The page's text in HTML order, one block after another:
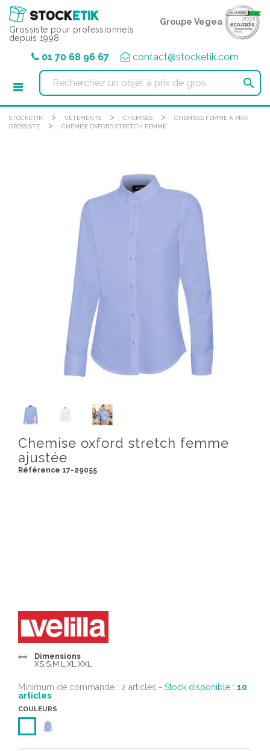
Grossiste pour professionnels
depuis 1998
Groupe Vegea
01 70 68 96 67 contact@stocketik.com

STOCKETIK > VÊTEMENTS > CHEMISES >
CHEMISES FEMME À PRIX
GROSSISTE
> CHEMISE OXFORD STRETCH FEMME
Chemise oxford stretch femme
ajustée
Référence 17-29055
Dimensions
XS,S,M,L,XL,XXL
Minimum de commande : 2 articles - Stock disponible : 10
articles
COULEURS
Panneau de gestion des cookies